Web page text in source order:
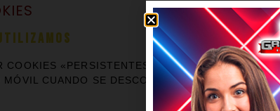
COOKIES «PERSISTENTES» O DE «SESIÓN». LAS
CUANDO SE DESCONECTA, MIENTRAS